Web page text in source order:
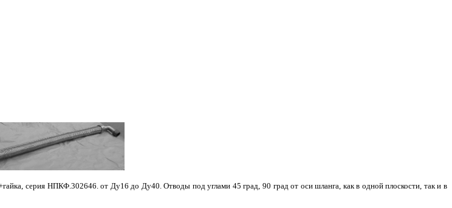
серия НПКФ.302646. от Ду16 до Ду40. Отводы под углами 45 град, 90 град от оси шланга, как в одной плоскости, так и в